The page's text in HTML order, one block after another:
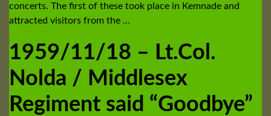
concerts. The first of these took place in Kemnade and
attracted visitors from the …
1959/11/18 – Lt.Col.
Nolda / Middlesex
Regiment said “Goodbye”